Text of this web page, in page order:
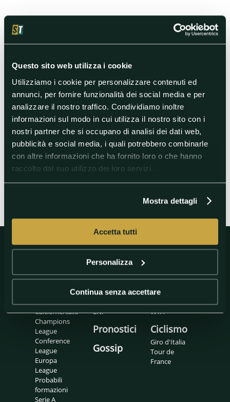
Questo sito web utilizza i cookie
Utilizziamo i cookie per personalizzare contenuti ed
annunci, per fornire funzionalità dei social media e per
analizzare il nostro traffico. Condividiamo inoltre
informazioni sul modo in cui utilizza il nostro sito con i
nostri partner che si occupano di analisi dei dati web,
pubblicità e social media, i quali potrebbero combinarle
con altre informazioni che ha fornito loro o che hanno
raccolto dal suo utilizzo dei loro servizi.
Mostra dettagli
Accetta tutti
Personalizza
Continua senza accettare
Calcio
internazionale
Calciomercato
Champions
League
Conference
League
Europa
League
Probabili
formazioni
Serie A
Basket
Eurolegaue
LBA
LNP
Pronostici
Gossip
Tennis
ATP
Padel
WTA
Ciclismo
Giro d'Italia
Tour de
France